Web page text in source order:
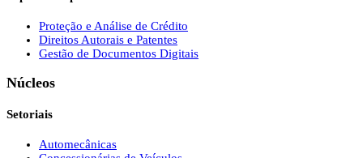
Proteção e Análise de Crédito
Direitos Autorais e Patentes
Gestão de Documentos Digitais
Núcleos
Setoriais
Automecânicas